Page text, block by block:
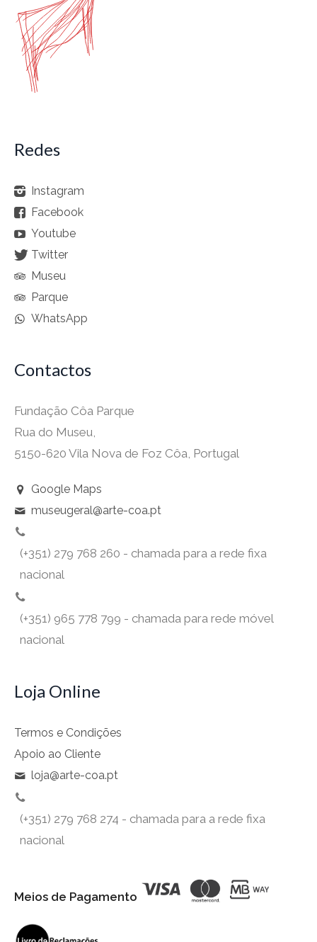
Redes
Instagram
Facebook
Youtube
Twitter
Museu
Parque
WhatsApp
Contactos
Fundação Côa Parque
Rua do Museu,
5150-620 Vila Nova de Foz Côa, Portugal
Google Maps
museugeral@arte-coa.pt
(+351) 279 768 260 - chamada para a rede fixa
nacional
(+351) 965 778 799 - chamada para rede móvel
nacional
Loja Online
Termos e Condições
Apoio ao Cliente
loja@arte-coa.pt
(+351) 279 768 274 - chamada para a rede fixa
nacional
Meios de Pagamento